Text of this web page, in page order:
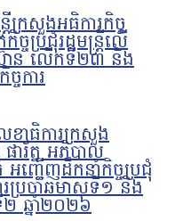
ក្រសួងអធិការកិច្ច
ប្រជុំរដ្ឋមន្ត្រីលើ
ាន លើកទី២៣ និង
ការ
ខាធិការក្រសួង
ារ័ត្ន អភិបាល
ញ្ជើញដឹកនាំកិច្ចប្រជុំ
ប្រចាំឆមាសទី១ និង
ឆ្នាំ២០២៦